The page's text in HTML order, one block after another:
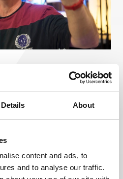
Details About
content and ads, to
and to analyse our traffic.
der 5 Sterne Redner und
Zittseine
Vorlesung an der
Die über 20-jährige
des Keynote